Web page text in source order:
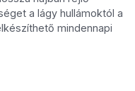
a lágy hullámoktól a
mindennapi